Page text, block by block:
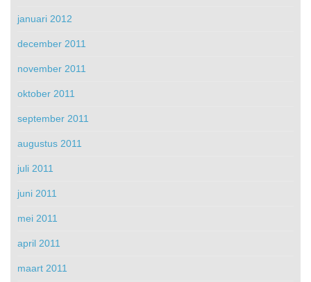
januari 2012
december 2011
november 2011
oktober 2011
september 2011
augustus 2011
juli 2011
juni 2011
mei 2011
april 2011
maart 2011